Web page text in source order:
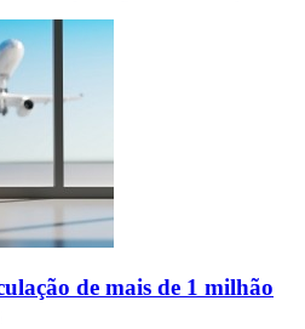
de mais de 1 milhão